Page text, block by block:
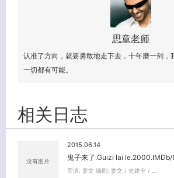
思章老师
认准了方向，就要勇敢地走下去，十年磨一剑，
一切都有可能。
相关日志
没有图片
2015.06.14
鬼子来了.Guizi lai le.2000.IMDb/
导演: 姜文 编剧: 姜文 / 史建全 / …